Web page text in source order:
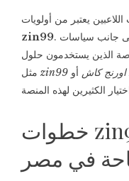
اللاعبين يعتبر من أولويات
zin99. الاعتماد على بروتوكولات تشفير حديثة، إلى جانب سياسات
الذين يستخدمون حلول
zin99 اورنج كاشأو
في مصر